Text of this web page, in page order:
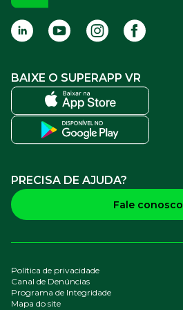
BAIXE O SUPERAPP VR
PRECISA DE AJUDA?
Fale conosco
Política de privacidade
Canal de Denúncias
Programa de Integridade
Mapa do site